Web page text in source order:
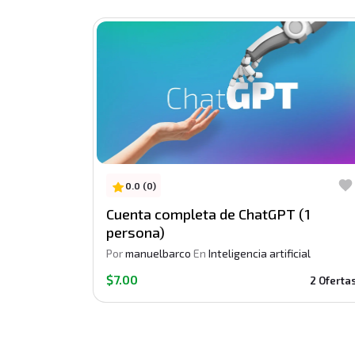
0.0 (0)
Cuenta completa de ChatGPT (1
persona)
Pormanuelbarco En Inteligencia artificial
$7.00 2